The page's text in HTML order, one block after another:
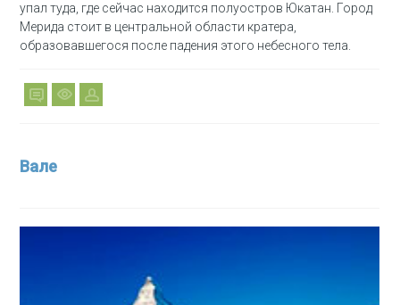
упал туда, где сейчас находится полуостров Юкатан. Город
Мерида стоит в центральной области кратера,
образовавшегося после падения этого небесного тела.
Вале